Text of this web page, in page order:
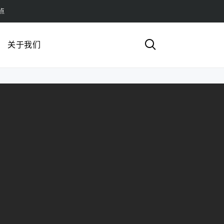
关于我们